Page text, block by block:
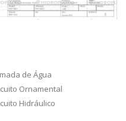
de Água
Ornamental
Hidráulico